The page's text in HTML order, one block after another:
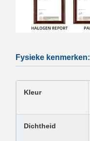
Fysieke kenmerken:
Kleur
Dichtheid